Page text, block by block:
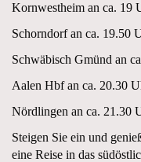
Kornwestheim an ca. 19
Schorndorf an ca. 19.50
Schwäbisch Gmünd an
Aalen Hbf an ca. 20.30
Nördlingen an ca. 21.30
Steigen Sie ein und
eine Reise in das